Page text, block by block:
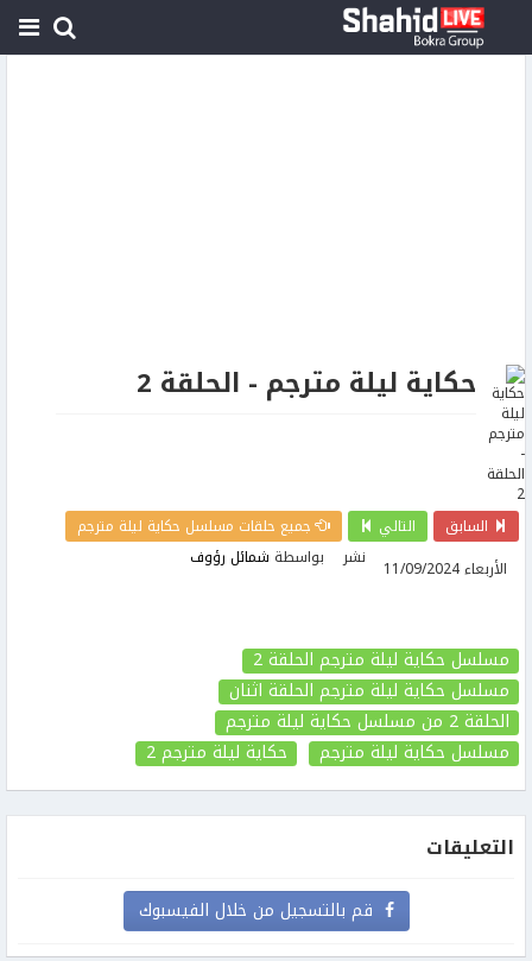
حكاية ليلة مترجم - الحلقة 2
السابق التالي
جميع حلقات مسلسل حكاية ليلة مترجم
نشر
الأربعاء 11/09/2024 بواسطة شمائل رؤوف
مسلسل حكاية ليلة مترجم الحلقة 2
مسلسل حكاية ليلة مترجم الحلقة اثنان
الحلقة 2 من مسلسل حكاية ليلة مترجم
مسلسل حكاية ليلة مترجم
حكاية ليلة مترجم2
التعليقات
قم بالتسجيل من خلال الفيسبوك